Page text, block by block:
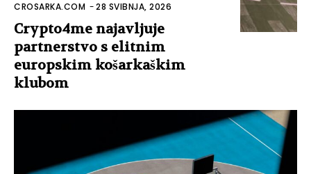
CROSARKA.COM -28 SVIBNJA, 2026
Crypto4me najavljuje
partnerstvo s elitnim
europskim košarkaškim
klubom